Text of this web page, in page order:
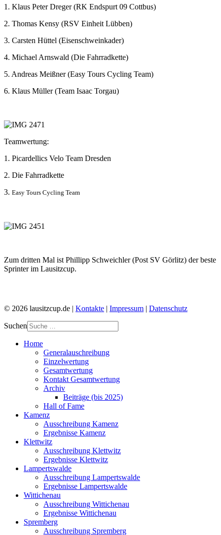
1. Klaus Peter Dreger (RK Endspurt 09 Cottbus)
2. Thomas Kensy (RSV Einheit Lübben)
3. Carsten Hüttel (Eisenschweinkader)
4. Michael Arnswald (Die Fahrradkette)
5. Andreas Meißner (Easy Tours Cycling Team)
6. Klaus Müller (Team Isaac Torgau)
Teamwertung:
1. Picardellics Velo Team Dresden
2. Die Fahrradkette
3. Easy Tours Cycling Team
Zum dritten Mal ist Phillipp Schweichler (Post SV Görlitz) der beste
Sprinter im Lausitzcup.
© 2026 lausitzcup.de | Kontakte | Impressum | Datenschutz
Suchen
Home
Generalauschreibung
Einzelwertung
Gesamtwertung
Kontakt Gesamtwertung
Archiv
Beiträge (bis 2025)
Hall of Fame
Kamenz
Ausschreibung Kamenz
Ergebnisse Kamenz
Klettwitz
Ausschreibung Klettwitz
Ergebnisse Klettwitz
Lampertswalde
Ausschreibung Lampertswalde
Ergebnisse Lampertswalde
Wittichenau
Ausschreibung Wittichenau
Ergebnisse Wittichenau
Spremberg
Ausschreibung Spremberg